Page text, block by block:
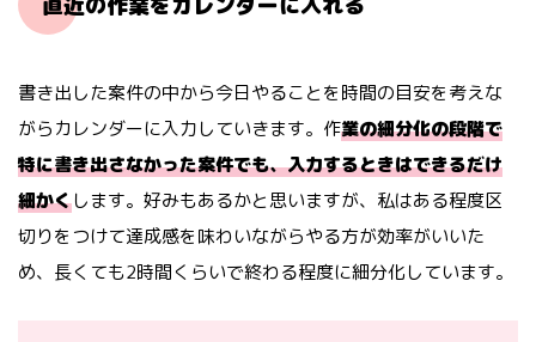
書き出した案件の中から今日やることを時間の目安を考えな
がらカレンダーに入力していきます。作業の細分化の段階で
特に書き出さなかった案件でも、入力するときはできるだけ
細かくします。好みもあるかと思いますが、私はある程度区
切りをつけて達成感を味わいながらやる方が効率がいいた
め、長くても2時間くらいで終わる程度に細分化しています。